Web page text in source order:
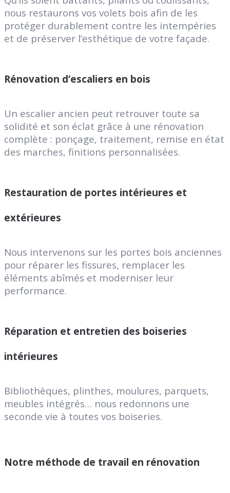
nous restaurons vos volets bois afin de les
protéger durablement contre les intempéries
et de préserver l’esthétique de votre façade.
Rénovation d’escaliers en bois
Un escalier ancien peut retrouver toute sa
solidité et son éclat grâce à une rénovation
complète : ponçage, traitement, remise en état
des marches, finitions personnalisées.
Restauration de portes intérieures et
extérieures
Nous intervenons sur les portes bois anciennes
pour réparer les fissures, remplacer les
éléments abîmés et moderniser leur
performance.
Réparation et entretien des boiseries
intérieures
Bibliothèques, plinthes, moulures, parquets,
meubles intégrés… nous redonnons une
seconde vie à toutes vos boiseries.
Notre méthode de travail en rénovation